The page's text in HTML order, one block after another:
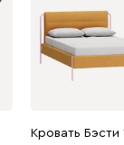
Кровать Бэсти